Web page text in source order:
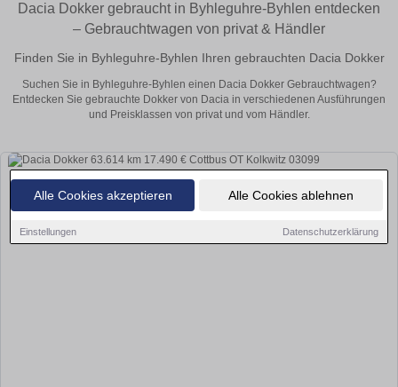
Alle Cookies akzeptieren Alle Cookies ablehnen
Einstellungen Datenschutzerklärung
Dacia Dokker gebraucht in Byhleguhre-Byhlen entdecken
– Gebrauchtwagen von privat & Händler
Finden Sie in Byhleguhre-Byhlen Ihren gebrauchten Dacia Dokker
Suchen Sie in Byhleguhre-Byhlen einen Dacia Dokker Gebrauchtwagen?
Entdecken Sie gebrauchte Dokker von Dacia in verschiedenen Ausführungen
und Preisklassen von privat und vom Händler.